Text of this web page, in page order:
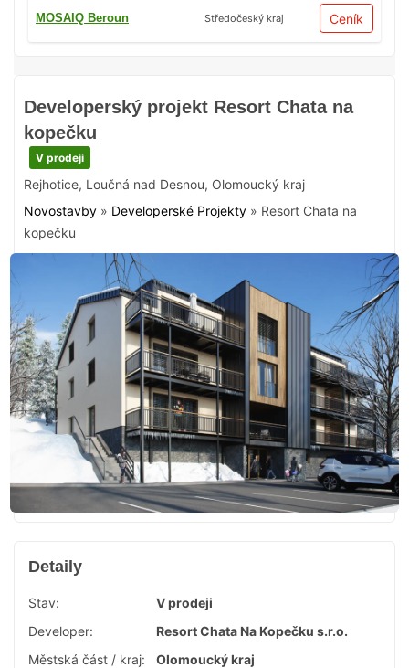
Developerský projekt Resort Chata na
kopečku
V prodeji
Rejhotice, Loučná nad Desnou, Olomoucký kraj
Novostavby » Developerské Projekty » Resort Chata na
kopečku
MOSAIQ Beroun Středočeský kraj Ceník
Detaily
Stav:
V prodeji
Developer:
Resort Chata Na Kopečku s.r.o.
Městská část / kraj:
Olomoucký kraj